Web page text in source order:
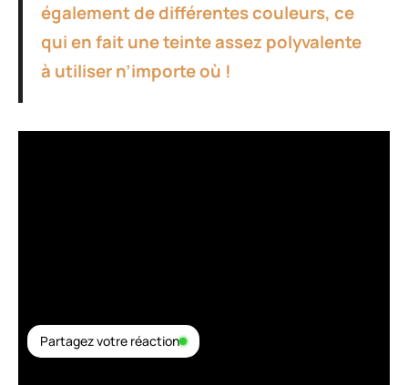
également de différentes couleurs, ce
qui en fait une teinte assez polyvalente
à utiliser n’importe où !
Partagez votre réaction